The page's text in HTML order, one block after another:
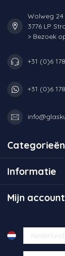
Wolweg 24
3776 LP
> Bezoek
+31 (0)6
+31 (0)6
Categorieën
Informatie
Mijn account